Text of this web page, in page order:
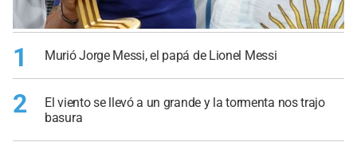
1 Murió Jorge Messi, el papá de Lionel Messi
2
El viento se llevó a un grande y la tormenta nos trajo
basura